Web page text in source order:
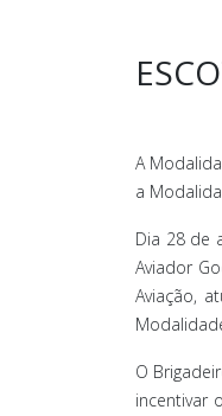
A
a
Dia 28 de
Aviador
Aviação,
O
incentivar